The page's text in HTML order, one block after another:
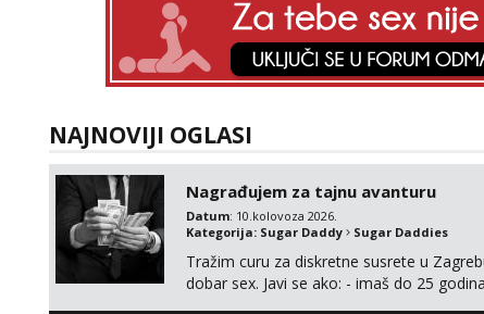
NAJNOVIJI OGLASI
Nagrađujem za tajnu avanturu
Datum: 10.kolovoza 2026.
Kategorija: Sugar Daddy Sugar Daddies
Tražim curu za diskretne susrete u
dobar sex. Javi se ako: - imaš do 25